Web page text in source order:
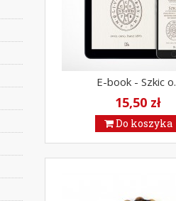
E-book - Szkic
15,50 zł
Do koszyka